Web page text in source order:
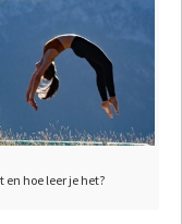
hoe leer je het?